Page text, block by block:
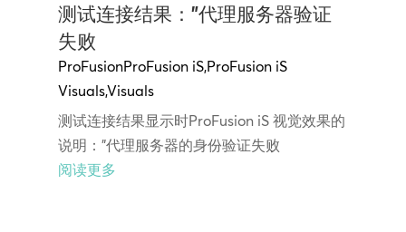
测试连接结果："代理服务器验证
失败
ProFusionProFusion iS,ProFusion iS
Visuals,Visuals
测试连接结果显示时ProFusion iS 视觉效果的
说明："代理服务器的身份验证失败
阅读更多